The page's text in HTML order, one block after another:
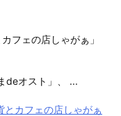
フェの店しゃがぁ」
deオスト」、 ...
とカフェの店しゃがぁ